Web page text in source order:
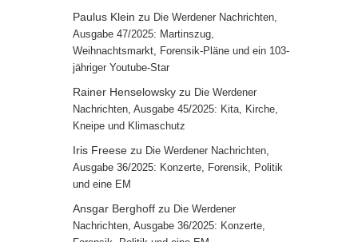
Paulus Klein zu Die Werdener Nachrichten,
Ausgabe 47/2025: Martinszug,
Weihnachtsmarkt, Forensik-Pläne und ein 103-
jähriger Youtube-Star
Rainer Henselowsky zu Die Werdener
Nachrichten, Ausgabe 45/2025: Kita, Kirche,
Kneipe und Klimaschutz
Iris Freese zu Die Werdener Nachrichten,
Ausgabe 36/2025: Konzerte, Forensik, Politik
und eine EM
Ansgar Berghoff zu Die Werdener
Nachrichten, Ausgabe 36/2025: Konzerte,